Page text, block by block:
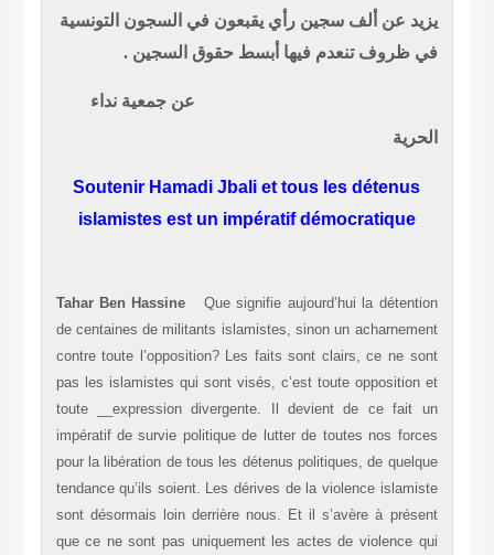
يزيد عن ألف سجين رأي يقبعون في السجون التونسية
في ظروف تنعدم فيها أبسط حقوق السجين .
عن جمعية نداء
الحرية
Soutenir Hamadi Jbali et tous les détenus
islamistes est un impératif démocratique
Tahar Ben Hassine Que signifie aujourd’hui la détention
de centaines de militants islamistes, sinon un acharnement
contre toute l’opposition? Les faits sont clairs, ce ne sont
pas les islamistes qui sont visés, c’est toute opposition et
toute __expression divergente. Il devient de ce fait un
impératif de survie politique de lutter de toutes nos forces
pour la libération de tous les détenus politiques, de quelque
tendance qu’ils soient. Les dérives de la violence islamiste
sont désormais loin derrière nous. Et il s’avère à présent
que ce ne sont pas uniquement les actes de violence qui